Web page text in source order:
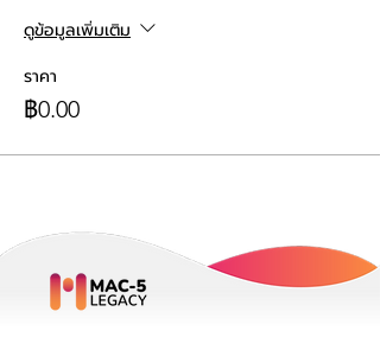
ดูข้อมูลเพิ่มเติม
ราคา
฿0.00